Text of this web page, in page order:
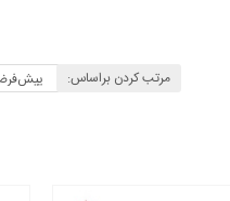
مرتب کردن براساس: